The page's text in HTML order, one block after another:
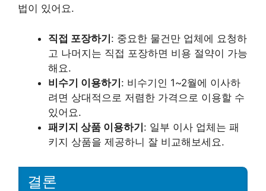
법이 있어요.
직접 포장하기: 중요한 물건만 업체에 요청하
고 나머지는 직접 포장하면 비용 절약이 가능
해요.
비수기 이용하기: 비수기인 1~2월에 이사하
려면 상대적으로 저렴한 가격으로 이용할 수
있어요.
패키지 상품 이용하기: 일부 이사 업체는 패
키지 상품을 제공하니 잘 비교해보세요.
결론